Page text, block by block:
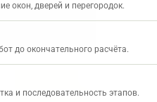
окон, дверей и перегородок.
до окончательного расчёта.
и последовательность этапов.